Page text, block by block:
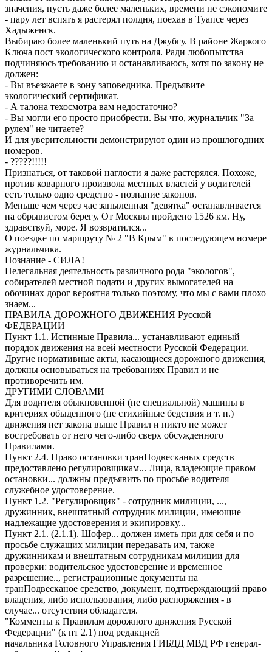
значения, пусть даже более маленьких, времени не сэкономите
- пару лет вспять я растерял полдня, поехав в Туапсе через
Хадыженск.
Выбираю более маленький путь на Джубгу. В районе Жаркого
Ключа пост экологического контроля. Ради любопытства
подчиняюсь требованию и останавливаюсь, хотя по закону не
должен:
- Вы въезжаете в зону заповедника. Предъявите
экологический сертификат.
- А талона техосмотра вам недостаточно?
- Вы могли его просто приобрести. Вы что, журнальчик "За
рулем" не читаете?
И для уверительности демонстрируют один из прошлогодних
номеров.
- ?????!!!!!
Признаться, от таковой наглости я даже растерялся. Похоже,
против коварного произвола местных властей у водителей
есть только одно средство - познание законов.
Меньше чем через час запыленная "девятка" останавливается
на обрывистом берегу. От Москвы пройдено 1526 км. Ну,
здравствуй, море. Я возвратился...
О поездке по маршруту № 2 "В Крым" в последующем номере
журнальчика.
Познание - СИЛА!
Нелегальная деятельность различного рода "экологов",
собирателей местной подати и других вымогателей на
обочинах дорог вероятна только поэтому, что мы с вами плохо
знаем...
ПРАВИЛА ДОРОЖНОГО ДВИЖЕНИЯ Русской
ФЕДЕРАЦИИ
Пункт 1.1. Истинные Правила... устанавливают единый
порядок движения на всей местности Русской Федерации.
Другие нормативные акты, касающиеся дорожного движения,
должны основываться на требованиях Правил и не
противоречить им.
ДРУГИМИ СЛОВАМИ
Для водителя обыкновенной (не специальной) машины в
критериях обыденного (не стихийные бедствия и т. п.)
движения нет закона выше Правил и никто не может
востребовать от него чего-либо сверх обсужденного
Правилами.
Пункт 2.4. Право остановки транПодвесканых средств
предоставлено регулировщикам... Лица, владеющие правом
остановки... должны предъявить по просьбе водителя
служебное удостоверение.
Пункт 1.2. "Регулировщик" - сотрудник милиции, ...,
дружинник, внештатный сотрудник милиции, имеющие
надлежащие удостоверения и экипировку...
Пункт 2.1. (2.1.1). Шофер... должен иметь при для себя и по
просьбе служащих милиции передавать им, также
дружинникам и внештатным сотрудникам милиции для
проверки: водительское удостоверение и временное
разрешение.., регистрационные документы на
транПодвесканое средство, документ, подтверждающий право
владения, либо использования, либо распоряжения - в
случае... отсутствия обладателя.
"Комменты к Правилам дорожного движения Русской
Федерации" (к пт 2.1) под редакцией
начальника Головного Управления ГИБДД МВД РФ генерал-